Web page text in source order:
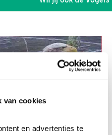
van cookies
en advertenties te